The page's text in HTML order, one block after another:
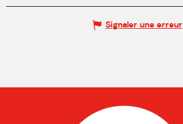
Signaler une erreur